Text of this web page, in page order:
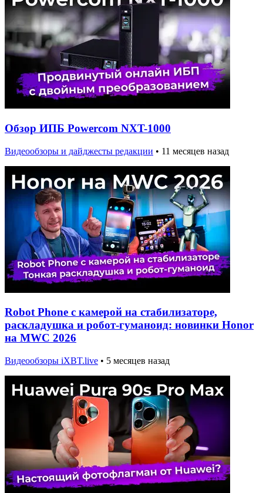
Обзор ИПБ Powercom NXT-1000
Видеообзоры и дайджесты редакции • 11 месяцев назад
Robot Phone с камерой на стабилизаторе,
раскладушка и робот-гуманоид: новинки Honor
на MWC 2026
Видеообзоры iXBT.live • 5 месяцев назад